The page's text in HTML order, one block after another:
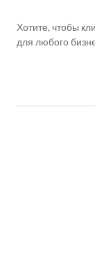
Хотите, чтобы
для любого